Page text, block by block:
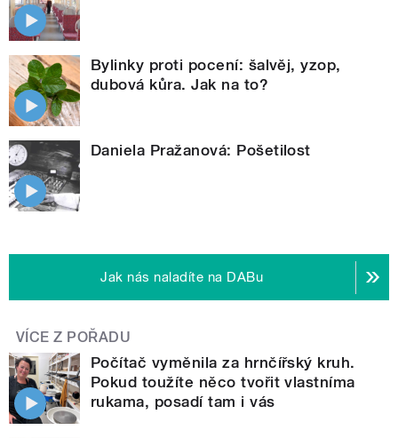
Bylinky proti pocení: šalvěj, yzop,
dubová kůra. Jak na to?
Daniela Pražanová: Pošetilost
Jak nás naladíte na DABu
VÍCE Z POŘADU
Počítač vyměnila za hrnčířský kruh.
Pokud toužíte něco tvořit vlastníma
rukama, posadí tam i vás